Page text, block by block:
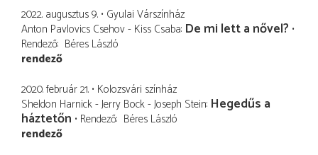
2022. augusztus 9. Gyulai Várszínház
Anton Pavlovics Csehov - Kiss Csaba De mi lett a nővel?
Rendező Béres László
rendező
2020. február 21. Kolozsvári színház
Sheldon Harnick - Jerry Bock - Joseph Stein Hegedűs a
háztetőn Rendező Béres László
rendező